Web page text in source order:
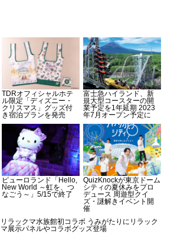
TDRオフィシャルホテ
ル限定「ディズニー・
クリスマス」グッズ付
き宿泊プランを発売
富士急ハイランド、新
規大型コースターの開
業予定を1年延期 2023
年7月オープン予定に
ピューロランド「Hello,
New World ～虹を、つ
なごう～」5/15で終了
QuizKnockが東京ドーム
シティの夏休みをプロ
デュース 周遊型クイ
ズ・謎解きイベント開
催
リラックマ水族館初コラボ うみがたりにリラック
マ展示パネルやコラボグッズ登場